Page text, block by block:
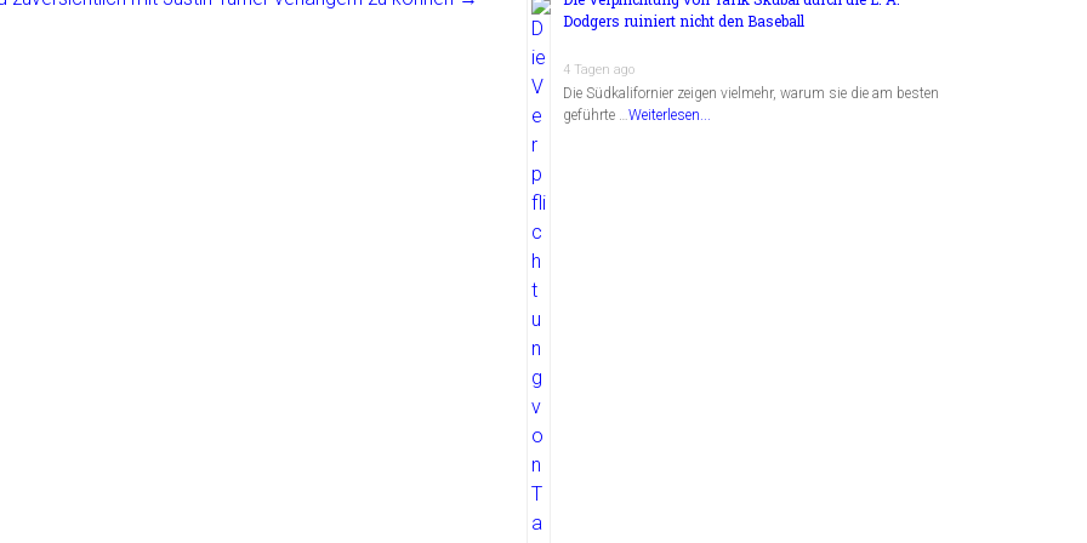
Dodgers ruiniert nicht den Baseball
4 Tagen ago
Die Südkalifornier zeigen vielmehr, warum sie die am besten
geführte …Weiterlesen...